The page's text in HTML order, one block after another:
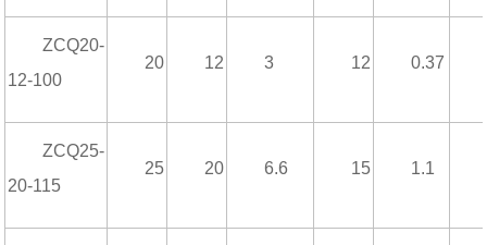
ZCQ20-
12-100
20 12 3 12 0.37
ZCQ25-
20-115
25 20 6.6 15 1.1